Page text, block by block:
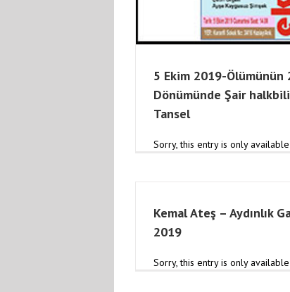
5 Ekim 2019-Ölümünün
Dönümünde Şair
Tansel
Sorry, this entry is only
Kemal Ateş – Aydınlık
2019
Sorry, this entry is only